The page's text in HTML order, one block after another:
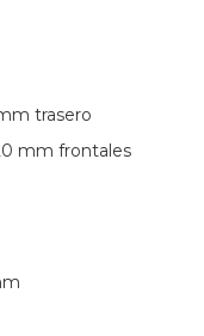
trasero
mm frontales